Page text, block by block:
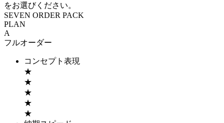
をお選びください。
SEVEN ORDER PACK
PLAN
A
フルオーダー
コンセプト表現
★
★
★
★
★